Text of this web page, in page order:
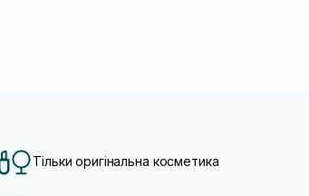
Тільки оригінальна косметика